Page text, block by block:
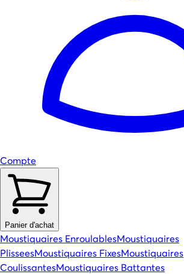
Compte
Panier d'achat
Moustiquaires EnroulablesMoustiquaires
PlisseesMoustiquaires FixesMoustiquaires
CoulissantesMoustiquaires Battantes